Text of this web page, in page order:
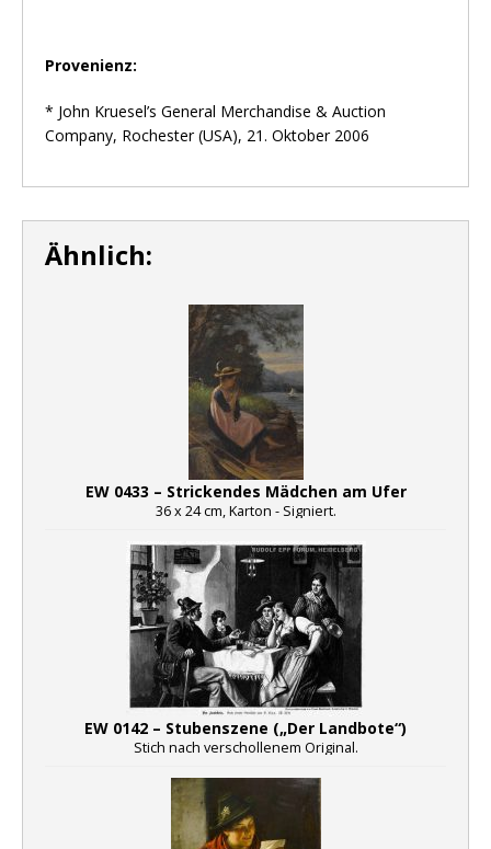
Provenienz:
* John Kruesel’s General Merchandise & Auction
Company, Rochester (USA), 21. Oktober 2006
Ähnlich:
EW 0433 – Strickendes Mädchen am Ufer
36 x 24 cm, Karton - Signiert.
EW 0142 – Stubenszene („Der Landbote“)
Stich nach verschollenem Original.